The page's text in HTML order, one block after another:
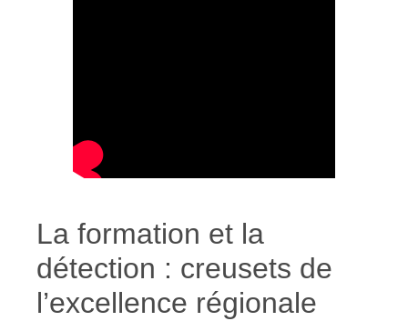
La formation et la
détection : creusets de
l’excellence régionale